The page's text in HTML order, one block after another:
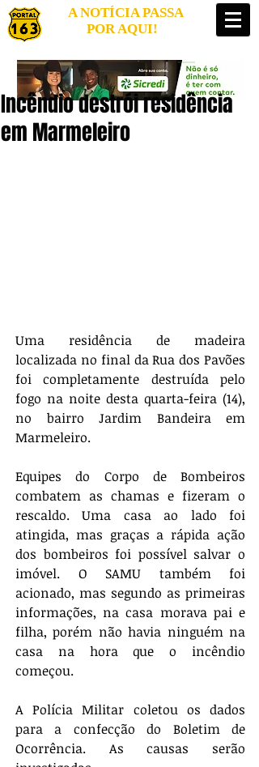
A NOTÍCIA PASSA
POR AQUI!
Incêndio destrói residência
em Marmeleiro
Uma residência de madeira
localizada no final da Rua dos Pavões
foi completamente destruída pelo
fogo na noite desta quarta-feira (14),
no bairro Jardim Bandeira em
Marmeleiro.
Equipes do Corpo de Bombeiros
combatem as chamas e fizeram o
rescaldo. Uma casa ao lado foi
atingida, mas graças a rápida ação
dos bombeiros foi possível salvar o
imóvel. O SAMU também foi
acionado, mas segundo as primeiras
informações, na casa morava pai e
filha, porém não havia ninguém na
casa na hora que o incêndio
começou.
A Polícia Militar coletou os dados
para a confecção do Boletim de
Ocorrência. As causas serão